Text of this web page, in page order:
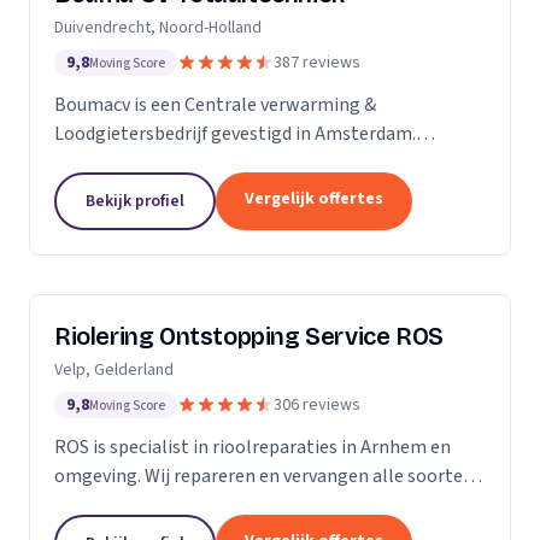
Duivendrecht, Noord-Holland
9,8Moving Score 387 reviews
Boumacv is een Centrale verwarming &
Loodgietersbedrijf gevestigd in Amsterdam.
installatiebedrijf, actief in alle facetten binnen de
verwarming en...
Bekijk profiel Vergelijk offertes
Riolering Ontstopping Service ROS
Velp, Gelderland
9,8Moving Score 306 reviews
ROS is specialist in rioolreparaties in Arnhem en
omgeving. Wij repareren en vervangen alle soorten
rioolherstel maken we gebruik van hoogwaardige...